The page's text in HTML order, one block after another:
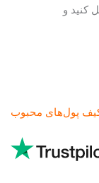
کنید و
پول‌های محبوب